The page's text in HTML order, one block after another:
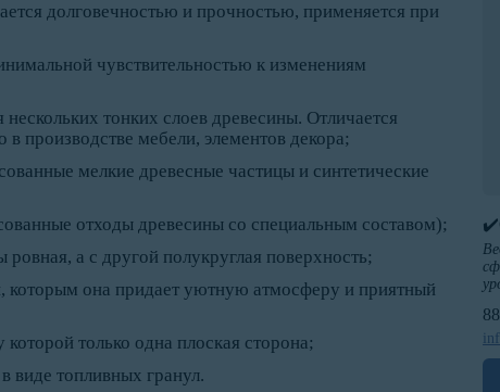
долговечностью и прочностью, применяется при
чувствительностью к изменениям
тонких слоев древесины. Отличается
производстве мебели, элементов декора;
мелкие древесные частицы и синтетические
отходы древесины со специальным составом);
а с другой полукруглая поверхность;
которым она придает уютную атмосферу и приятный
только одна плоская сторона;
виде топливных гранул.